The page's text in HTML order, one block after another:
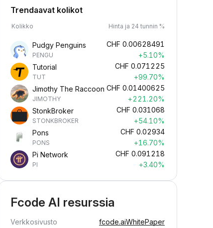
Trendaavat kolikot
Kolikko Hinta ja 24 tunnin %
Pudgy Penguins
PENGU
CHF 0.00628491
+5.10%
Tutorial
TUT
CHF 0.071225
+99.70%
Jimothy The Raccoon
JIMOTHY
CHF 0.01400625
+221.20%
StonkBroker
STONKBROKER
CHF 0.031068
+54.10%
Pons
PONS
CHF 0.02934
+16.70%
Pi Network
PI
CHF 0.091218
+3.40%
Fcode AI resurssia
Verkkosivusto fcode.aiWhitePaper